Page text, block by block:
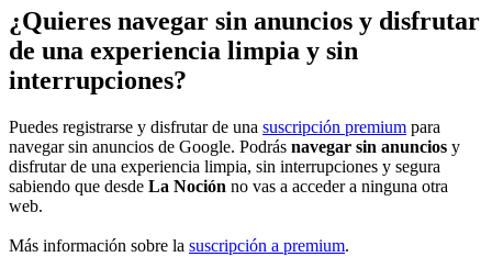
¿Quieres navegar sin anuncios y disfrutar
de una experiencia limpia y sin
interrupciones?
Puedes registrarse y disfrutar de una suscripción premium para
navegar sin anuncios de Google. Podrás navegar sin anuncios y
disfrutar de una experiencia limpia, sin interrupciones y segura
sabiendo que desde La Noción no vas a acceder a ninguna otra
web.
Más información sobre la suscripción a premium.